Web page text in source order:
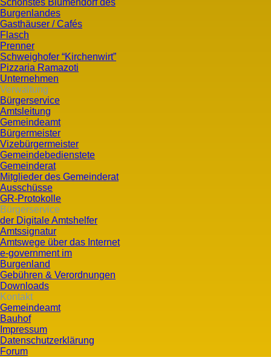
Schönstes Blumendorf des
Burgenlandes
Gasthäuser / Cafés
Flasch
Prenner
Schweighofer “Kirchenwirt”
Pizzaria Ramazoti
Unternehmen
Verwaltung
Bürgerservice
Amtsleitung
Gemeindeamt
Bürgermeister
Vizebürgermeister
Gemeindebedienstete
Gemeinderat
Mitglieder des Gemeinderat
Ausschüsse
GR-Protokolle
Bürgerservice
der Digitale Amtshelfer
Amtssignatur
Amtswege über das Internet
e-government im
Burgenland
Gebühren & Verordnungen
Downloads
Kontakt
Gemeindeamt
Bauhof
Impressum
Datenschutzerklärung
Forum